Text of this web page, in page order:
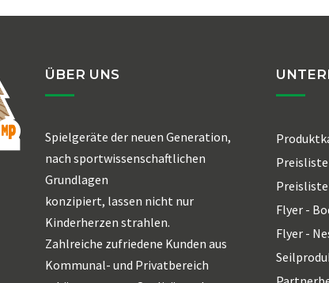
ÜBER UNS
Spielgeräte der neuen Generation,
nach sportwissenschaftlichen
Grundlagen
konzipiert, lassen nicht nur
Kinderherzen strahlen.
Zahlreiche zufriedene Kunden aus
Kommunal- und Privatbereich
Flyer -
Flyer -